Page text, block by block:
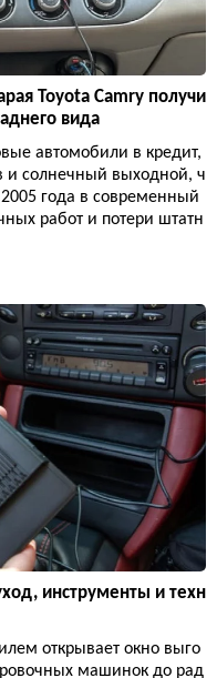
Toyota Camry получи
вида
автомобили в кредит,
и солнечный выходной, ч
года в современный
работ и потери штатн
инструменты и техн
открывает окно выго
машинок до рад